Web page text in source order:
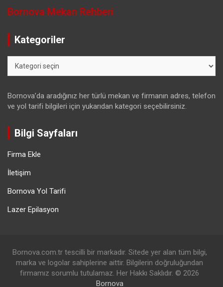
Bornova Mekan Rehberi
Kategoriler
Bornova’da aradığınız her türlü mekan ve firmanın adres, telefon
ve yol tarifi bilgileri için yukarıdan kategori seçebilirsiniz.
Bilgi Sayfaları
Firma Ekle
İletişim
Bornova Yol Tarifi
Lazer Epilasyon
Bornova.com.tr tescilli bir markadır. Sitede yer alan tüm bilgi,
marka ve logolar sahiplerine aittir. Bilgilerin doğruluğundan
firmamız sorumlu tutulamaz. Her Hakkı Saklıdır. © 2026
Bornova